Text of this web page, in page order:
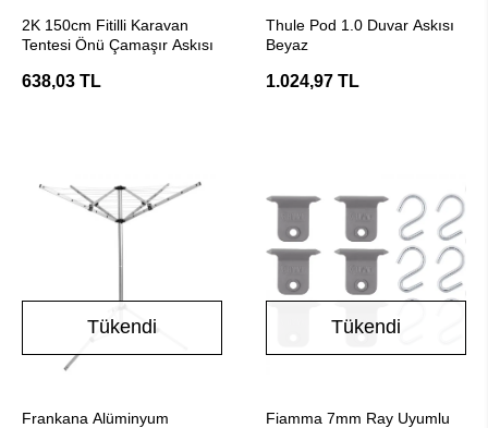
2K 150cm Fitilli Karavan
Tentesi Önü Çamaşır Askısı
638,03 TL
Thule Pod 1.0 Duvar Askısı
Beyaz
1.024,97 TL
Tükendi
Frankana Alüminyum
Tükendi
Fiamma 7mm Ray Uyumlu